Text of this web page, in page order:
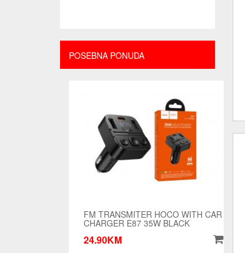
POSEBNA PONUDA
FM TRANSMITER HOCO WITH CAR
CHARGER E87 35W BLACK
24.90KM